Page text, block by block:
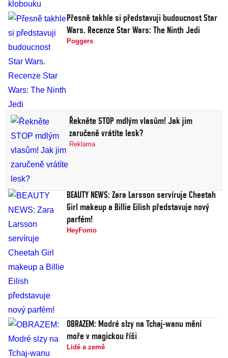
Přesně takhle si představuji budoucnost Star
Wars. Recenze Star Wars: The Ninth Jedi
Poggers
Řekněte STOP mdlým vlasům! Jak jim
zaručeně vrátíte lesk?
Reklama
BEAUTY NEWS: Zara Larsson servíruje Cheetah
Girl makeup a Billie Eilish představuje nový
parfém!
HeyFomo
OBRAZEM: Modré slzy na Tchaj-wanu mění
moře v magickou říši
Lidé a země